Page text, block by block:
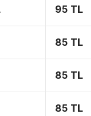
95 TL
85 TL
85 TL
85 TL